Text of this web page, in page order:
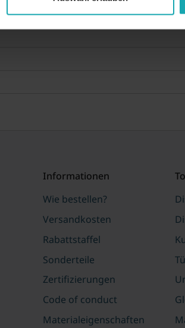
Informationen
Wie bestellen?
Versandkosten
Rabattstaffel
Sonderteile
Zertifizierungen
Code of conduct
Materialeigenschaften